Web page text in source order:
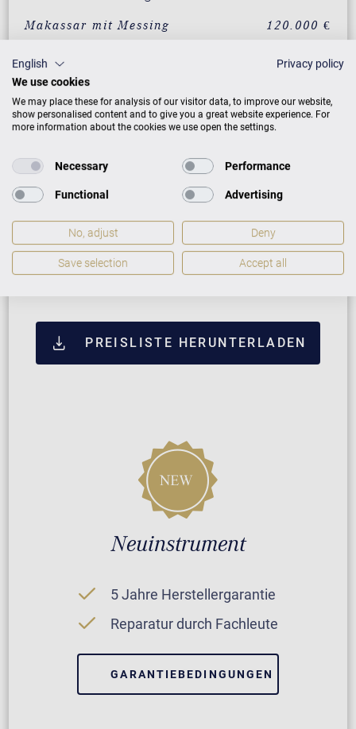
Makassar mit Messing 120.000 €
Santos Palisander mit
Messing
120.000 €
Pyramidenmahagoni mit
Messing
120.000 €
Chippendale
Pyramidenmahagoni
Chippendale mit Messing
137.490 €
ZUSATZLEISTUNGEN FÜR C. BECHSTEIN
CONCERT L-167
PREISLISTE HERUNTERLADEN
Neuinstrument
5 Jahre Herstellergarantie
Reparatur durch Fachleute
GARANTIEBEDINGUNGEN
English
Privacy policy
We use cookies
We may place these for analysis of our visitor data, to improve our website,
show personalised content and to give you a great website experience. For
more information about the cookies we use open the settings.
Necessary Performance
Functional Advertising
No, adjust Deny
Save selection Accept all